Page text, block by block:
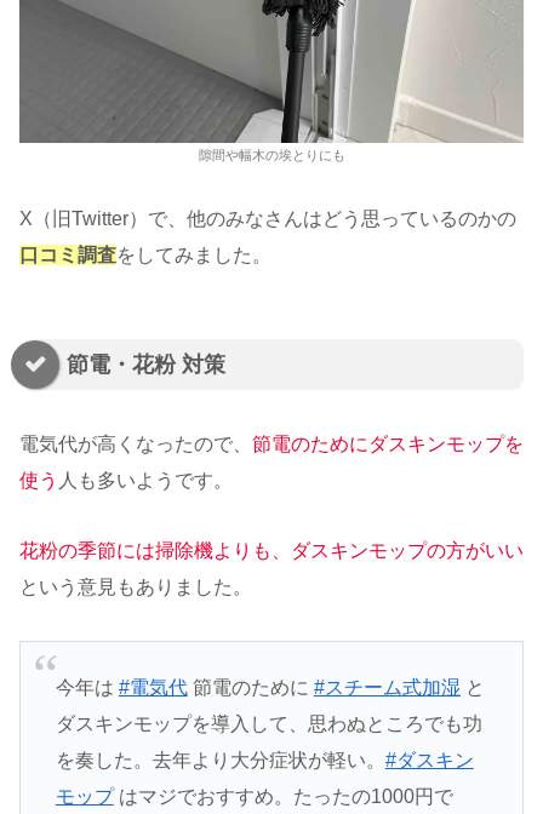
隙間や幅木の埃とりにも
X（旧Twitter）で、他のみなさんはどう思っているのかの
口コミ調査をしてみました。
節電・花粉 対策
電気代が高くなったので、 節電のためにダスキンモップを
使う 人も多いようです。
花粉の季節には掃除機よりも、ダスキンモップの方がいい
という意見もありました。
今年は #電気代節電のために #スチーム式加湿 と
ダスキンモップを導入して、思わぬところでも功
を奏した。去年より大分症状が軽い。 #ダスキン
モップはマジでおすすめ。たったの1000円で